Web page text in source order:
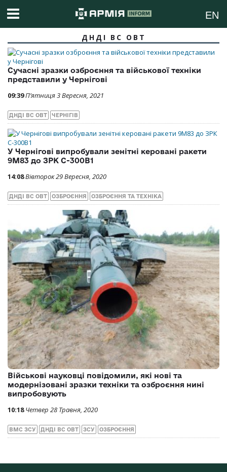
EN
ДНДІ ВС ОВТ
Сучасні зразки озброєння та військової техніки
представили у Чернігові
09:39П’ятниця 3 Вересня, 2021
ДНДІ ВС ОВТ ЧЕРНІГІВ
У Чернігові випробували зенітні керовані ракети
9М83 до ЗРК С-300В1
14:08Вівторок 29 Вересня, 2020
ДНДІ ВС ОВТ ОЗБРОЄННЯ ОЗБРОЄННЯ ТА ТЕХНІКА
Військові науковці повідомили, які нові та
модернізовані зразки техніки та озброєння нині
випробовують
10:18 Четвер 28 Травня, 2020
ВМС ЗСУ ДНДІ ВС ОВТ ЗСУ ОЗБРОЄННЯ